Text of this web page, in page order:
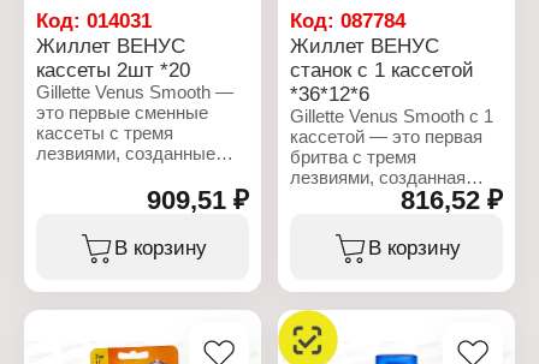
Характеристики:
Торговая марка: Gillette
Серия: Series
Тип товара: Гель для
бритья
Эффект: увлажняющий
Активные компоненты:
масло какао
Код: 014031
Жиллет ВЕНУС
кассеты 2шт *20
Gillette Venus Smooth —
это первые сменные
кассеты с тремя
лезвиями, созданные
Благодаря трем
повторяющим изгибы
тела лезвиям и
разглаживающим кожу
вокруг лезвий кассеты
обеспечивают гладкое и
чистое бритье одним
движением. Голубая
909,51 ₽
В корзину
Код:087784
Жиллет ВЕНУС
станок с 1 кассетой
*36*12*6
Gillette Venus Smooth с 1
кассетой — это первая
бритва с тремя
лезвиями, созданная
специально для женщин.
повторяющим изгибы
тела лезвиям и
вокруг лезвий бритва
обеспечивают гладкое и
816,52 ₽
В корзину